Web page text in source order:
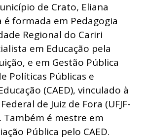
de Crato, Eliana
é formada em Pedagogia
Regional do Cariri
em Educação pela
e em Gestão Pública
Políticas Públicas e
(CAED), vinculado à
de Juiz de Fora (UFJF-
Também é mestre em
Pública pelo CAED.